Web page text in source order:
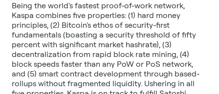
Being the world's fastest proof-of-work network,
Kaspa combines five properties: (1) hard money
principles, (2) Bitcoin's ethos of security-first
fundamentals (boasting a security threshold of fifty
percent with significant market hashrate), (3)
decentralization from rapid block rate mining, (4)
block speeds faster than any PoW or PoS network,
and (5) smart contract development through based-
rollups without fragmented liquidity. Ushering in all